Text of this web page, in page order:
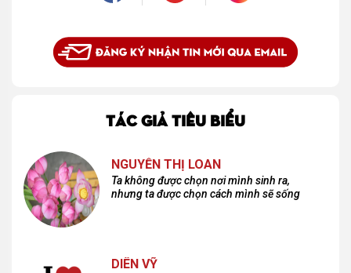
TÁC GIẢ TIÊU BIỂU
NGUYỄN THỊ LOAN
Ta không được chọn nơi mình sinh ra,
nhưng ta được chọn cách mình sẽ sống
DIÊN VỸ